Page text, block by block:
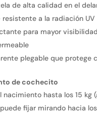
de alta calidad en el
resistente a la radiación
para mayor
plegable que
de cochecito
nacimiento hasta los 15 kg
fijar mirando hacia